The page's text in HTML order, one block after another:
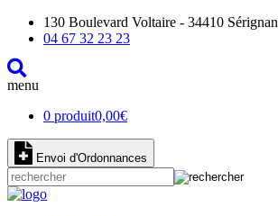
130 Boulevard Voltaire - 34410 Sérignan
04 67 32 23 23
menu
0 produit0,00€
Envoi d'Ordonnances